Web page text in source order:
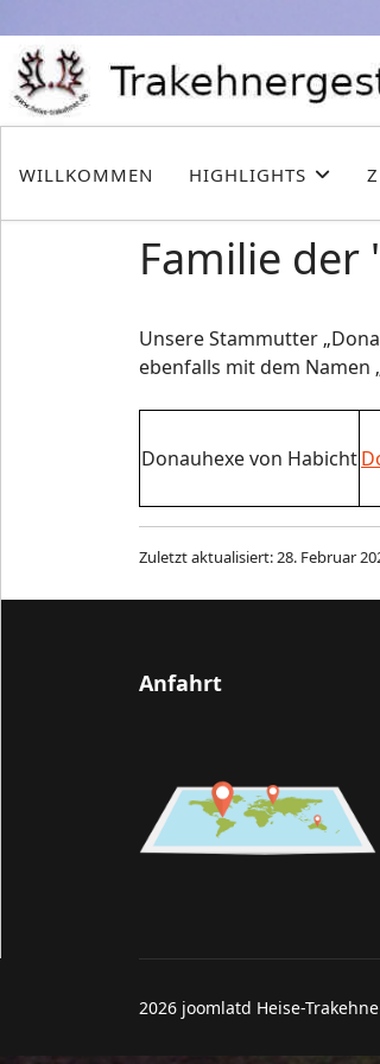
WILLKOMMEN HIGHLIGHTS
Familie der
Unsere Stammutter
ebenfalls mit dem Namen
Donauhexe von Habicht
Zuletzt aktualisiert: 28. Februar
Anfahrt
2026 joomlatd Heise-